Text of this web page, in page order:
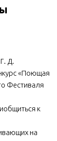
Д.
«Поющая
Фестиваля
к
на